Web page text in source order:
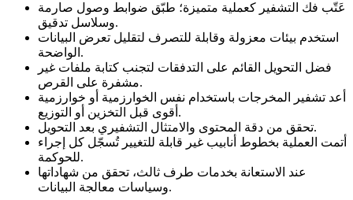
عَتّب فك التشفير كعملية متميزة؛ طبّق ضوابط وصول صارمة
وسلاسل تدقيق.
استخدم بيئات معزولة وقابلة للتصرف لتقليل تعرض البيانات
الواضحة.
فضل التحويل القائم على التدفقات لتجنب كتابة ملفات غير
مشفرة على القرص.
أعد تشفير المخرجات باستخدام نفس الخوارزمية أو خوارزمية
أقوى قبل التخزين أو التوزيع.
تحقق من دقة المحتوى والامتثال التشفيري بعد التحويل.
أتمت العملية بخطوط أنابيب غير قابلة للتغيير تُسجّل كل إجراء
للحوكمة.
عند الاستعانة بخدمات طرف ثالث، تحقق من شهاداتها
وسياسات معالجة البيانات.